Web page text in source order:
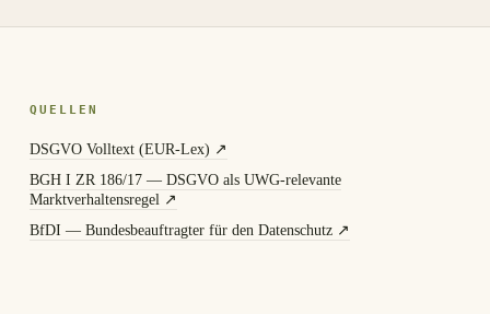
QUELLEN
DSGVO Volltext (EUR-Lex) ↗
BGH I ZR 186/17 — DSGVO als UWG-relevante
Marktverhaltensregel↗
BfDI — Bundesbeauftragter für den Datenschutz↗